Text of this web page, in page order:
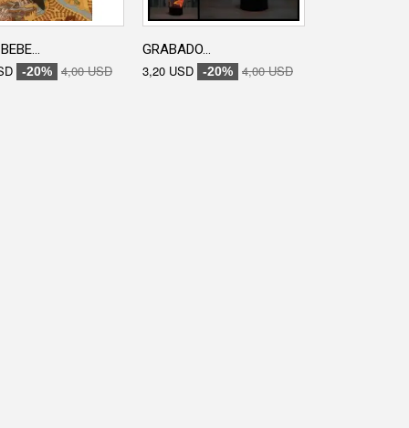
-20% 4,00 USD
GRABADO...
3,20 USD -20% 4,00 USD